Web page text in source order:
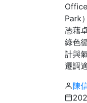
Office
Park
憑藉
綠色
計與
遷調
陳